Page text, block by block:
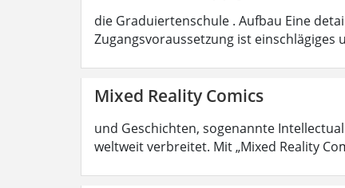
die Graduiertenschule . Aufbau Eine
Zugangsvoraussetzung ist
Mixed Reality Comics
und Geschichten, sogenannte
weltweit verbreitet. Mit „Mixed Reality